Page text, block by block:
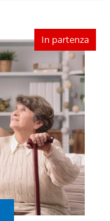
In partenza